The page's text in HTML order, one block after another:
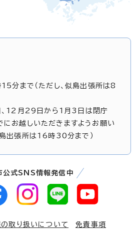
分まで（ただし、似島出張所は8
、12月29日から1月3日は閉庁
にお越しいただきますようお願い
島出張所は16時30分まで）
公式SNS情報発信中
取り扱いについて
免責事項